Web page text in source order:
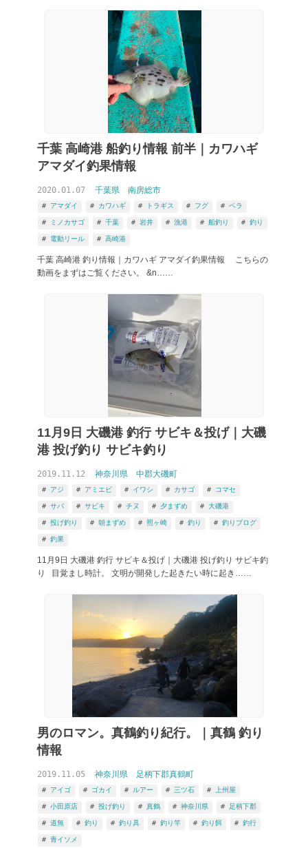
千葉 高崎港 船釣り情報 前半｜カワハギ
アマダイ釣果情報
2020.01.07 千葉県 南房総市
アマダイ カワハギ トラギス フグ ベラ
ミノカサゴ 千葉 岩井 漁港 船釣り 釣り
電動リール 高崎港
千葉 高崎港 釣り情報｜カワハギ アマダイ釣果情報 こちらの
動画をまずはご覧ください。 &n……
11月9日 大磯港 釣行 サビキ＆投げ｜大磯
港 投げ釣り サビキ釣り
2019.11.12 神奈川県 中郡大磯町
アジ アミエビ イワシ カサゴ コマセ
サバ サビキ チヌ 夕まずめ 大磯港
投げ釣り 朝まずめ 照ヶ崎 釣り 釣りブログ
釣果
11月9日 大磯港 釣行 サビキ＆投げ｜大磯港 投げ釣り サビキ釣
り 目覚まし時計。 文明が開発した起きたい時に起き……
男のロマン。真鶴釣り紀行。｜真鶴 釣り
情報
2019.11.05 神奈川県 足柄下郡真鶴町
アイゴ ゴカイ ルアー 三ツ石 上州屋
小田原店 投げ釣り 真鶴 神奈川県 足柄下郡
道無 釣り 釣り具 釣り竿 釣り餌 釣行
青イソメ